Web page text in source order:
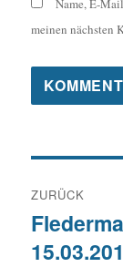
Name, E-
meinen nächsten
ZURÜCK
Vorheriger
Beitrag: